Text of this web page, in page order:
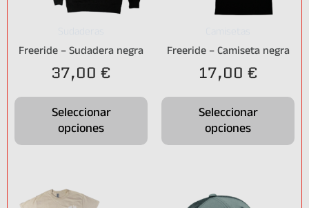
Freeride – Sudadera negra
37,00 €
Seleccionar
opciones
Freeride – Camiseta negra
17,00 €
Seleccionar
opciones